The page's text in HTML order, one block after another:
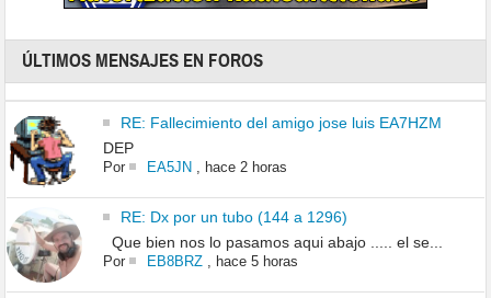
ÚLTIMOS MENSAJES EN FOROS
RE: Fallecimiento del amigo jose luis EA7HZM
DEP
Por EA5JN, hace 2 horas
RE: Dx por un tubo (144 a 1296)
Que bien nos lo pasamos aqui abajo ..... el se...
Por EB8BRZ, hace 5 horas